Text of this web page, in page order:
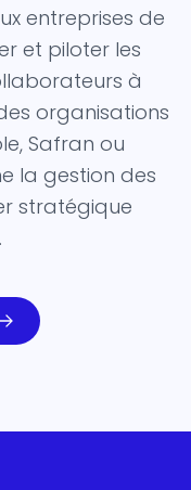
entreprises de
et piloter les
à
organisations
Safran ou
la gestion des
stratégique